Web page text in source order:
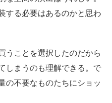
する必要はあるのかと思わ
うことを選択したのだから
しまうのも理解できる。で
の不要なものたちにショッ